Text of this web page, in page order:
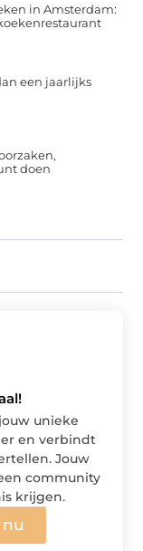
in Amsterdam:
een jaarlijks
doen
unieke
en verbindt
Jouw
community
krijgen.